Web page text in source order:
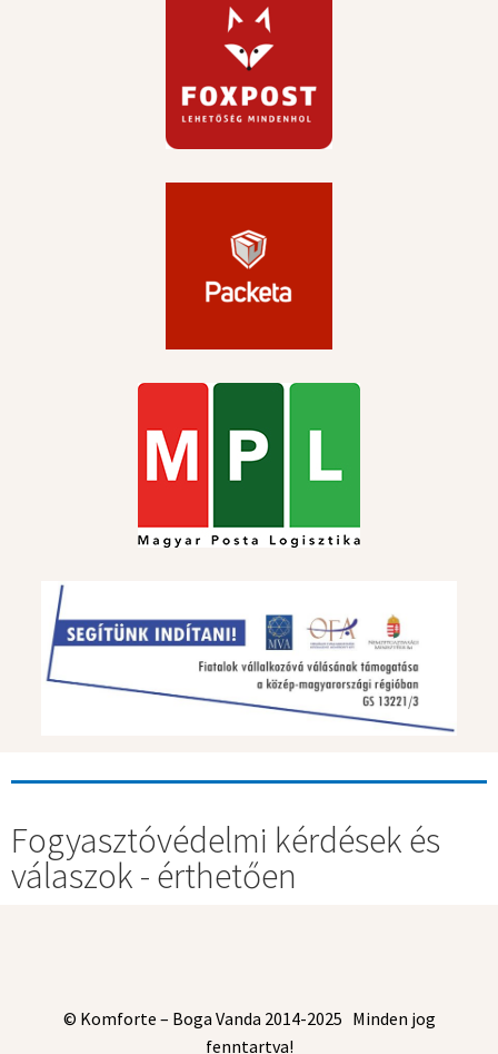
Fogyasztóvédelmi kérdések és
válaszok - érthetően
© Komforte – Boga Vanda 2014-2025 Minden jog
fenntartva!